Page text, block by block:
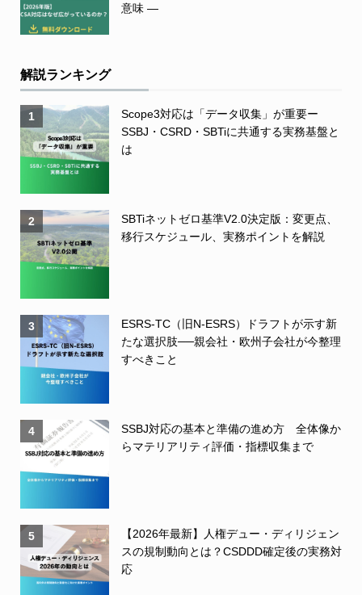
意味 ―
解説ランキング
1
Scope3対応は「データ収集」が重要ー
SSBJ・CSRD・SBTiに共通する実務基盤と
は
2
SBTiネットゼロ基準V2.0決定版：変更点、
移行スケジュール、実務ポイントを解説
3
ESRS-TC（旧N-ESRS）ドラフトが示す新
たな選択肢──親会社・欧州子会社が今整理
すべきこと
4
SSBJ対応の基本と準備の進め方 全体像か
らマテリアリティ評価・指標収集まで
5
【2026年最新】人権デュー・ディリジェン
スの規制動向とは？CSDDD確定後の実務対
応